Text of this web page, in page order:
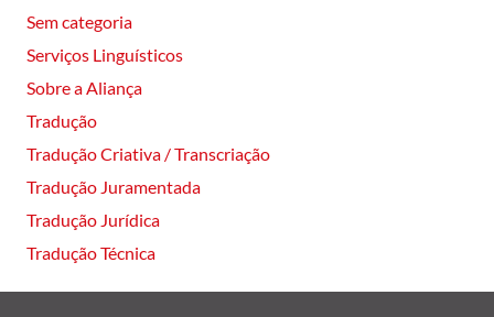
Sem categoria
Serviços Linguísticos
Sobre a Aliança
Tradução
Tradução Criativa / Transcriação
Tradução Juramentada
Tradução Jurídica
Tradução Técnica